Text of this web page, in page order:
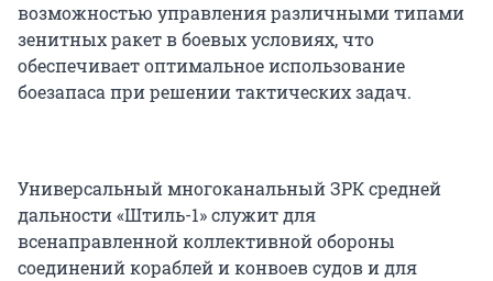
возможностью управления различными типами
зенитных ракет в боевых условиях, что
обеспечивает оптимальное использование
боезапаса при решении тактических задач.
Универсальный многоканальный ЗРК средней
дальности «Штиль-1» служит для
всенаправленной коллективной обороны
соединений кораблей и конвоев судов и для